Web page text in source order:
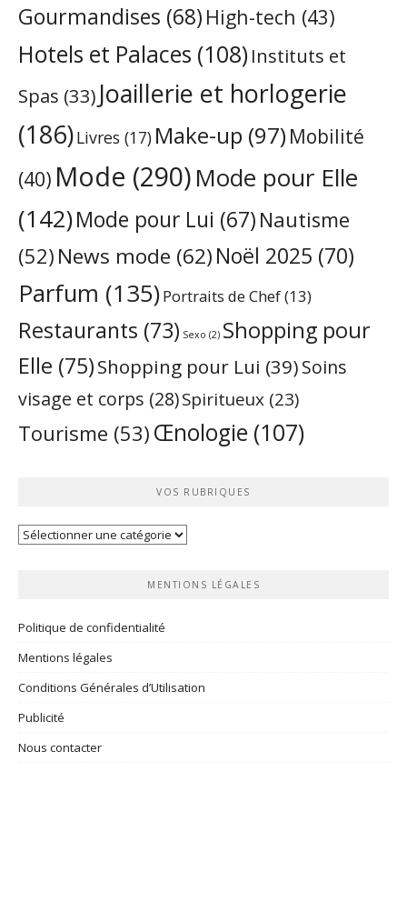
Gourmandises (68) High-tech (43)
Hotels et Palaces (108) Instituts et
Spas (33) Joaillerie et horlogerie
(186)Livres (17) Make-up (97) Mobilité
(40) Mode (290)Mode pour Elle
(142)Mode pour Lui (67) Nautisme
(52) News mode (62)Noël 2025 (70)
Parfum (135)Portraits de Chef(13)
Restaurants (73) Sexo (2) Shopping pour
Elle (75)Shopping pour Lui (39)Soins
visage et corps (28)Spiritueux (23)
Tourisme (53) Œnologie (107)
VOS RUBRIQUES
Vos
MENTIONS LÉGALES
Politique de confidentialité
Mentions légales
Conditions Générales d’Utilisation
Publicité
Nous contacter